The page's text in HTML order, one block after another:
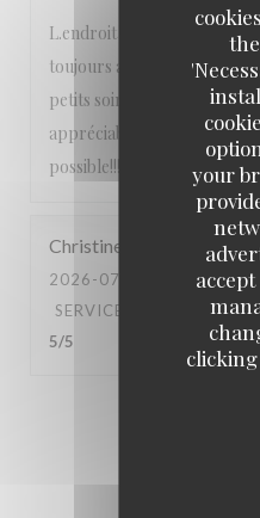
your
L.endroit est calme, niché
toujours aussi agréable, le
petits soins, les pizzas sont
appréciables On n’hésite
possible!!!
Christine
2026-07-15
- 19:30 -
SERVICE
AMBIANCE
5/5